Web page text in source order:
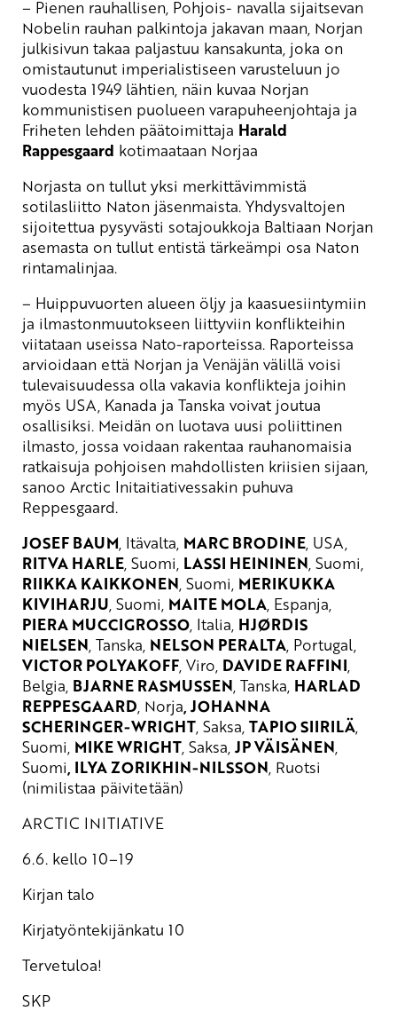
– Pienen rauhallisen, Pohjois- navalla sijaitsevan
Nobelin rauhan palkintoja jakavan maan, Norjan
julkisivun takaa paljastuu kansakunta, joka on
omistautunut imperialistiseen varusteluun jo
vuodesta 1949 lähtien, näin kuvaa Norjan
kommunistisen puolueen varapuheenjohtaja ja
Friheten lehden päätoimittaja Harald
Rappesgaard kotimaataan Norjaa
Norjasta on tullut yksi merkittävimmistä
sotilasliitto Naton jäsenmaista. Yhdysvaltojen
sijoitettua pysyvästi sotajoukkoja Baltiaan Norjan
asemasta on tullut entistä tärkeämpi osa Naton
rintamalinjaa.
– Huippuvuorten alueen öljy ja kaasuesiintymiin
ja ilmastonmuutokseen liittyviin konflikteihin
viitataan useissa Nato-raporteissa. Raporteissa
arvioidaan että Norjan ja Venäjän välillä voisi
tulevaisuudessa olla vakavia konflikteja joihin
myös USA, Kanada ja Tanska voivat joutua
osallisiksi. Meidän on luotava uusi poliittinen
ilmasto, jossa voidaan rakentaa rauhanomaisia
ratkaisuja pohjoisen mahdollisten kriisien sijaan,
sanoo Arctic Initaitiativessakin puhuva
Reppesgaard.
JOSEF BAUM , Itävalta, MARC BRODINE , USA,
RITVA HARLE , Suomi, LASSI HEININEN , Suomi,
RIIKKA KAIKKONEN , Suomi, MERIKUKKA
KIVIHARJU , Suomi, MAITE MOLA , Espanja,
PIERA MUCCIGROSSO , Italia, HJØRDIS
NIELSEN , Tanska, NELSON PERALTA , Portugal,
VICTOR POLYAKOFF , Viro, DAVIDE RAFFINI
Belgia, BJARNE RASMUSSEN , Tanska, HARLAD
REPPESGAARD , Norja, JOHANNA
SCHERINGER-WRIGHT , Saksa, TAPIO SIIRILÄ
Suomi, MIKE WRIGHT , Saksa, JP VÄISÄNEN
Suomi, ILYA ZORIKHIN-NILSSON , Ruotsi
(nimilistaa päivitetään)
ARCTIC INITIATIVE
6.6. kello 10–19
Kirjan talo
Kirjatyöntekijänkatu 10
Tervetuloa!
SKP